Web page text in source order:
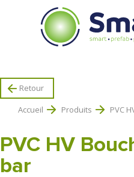
Retour
Accueil
Produits PVC
PVC HV
bar